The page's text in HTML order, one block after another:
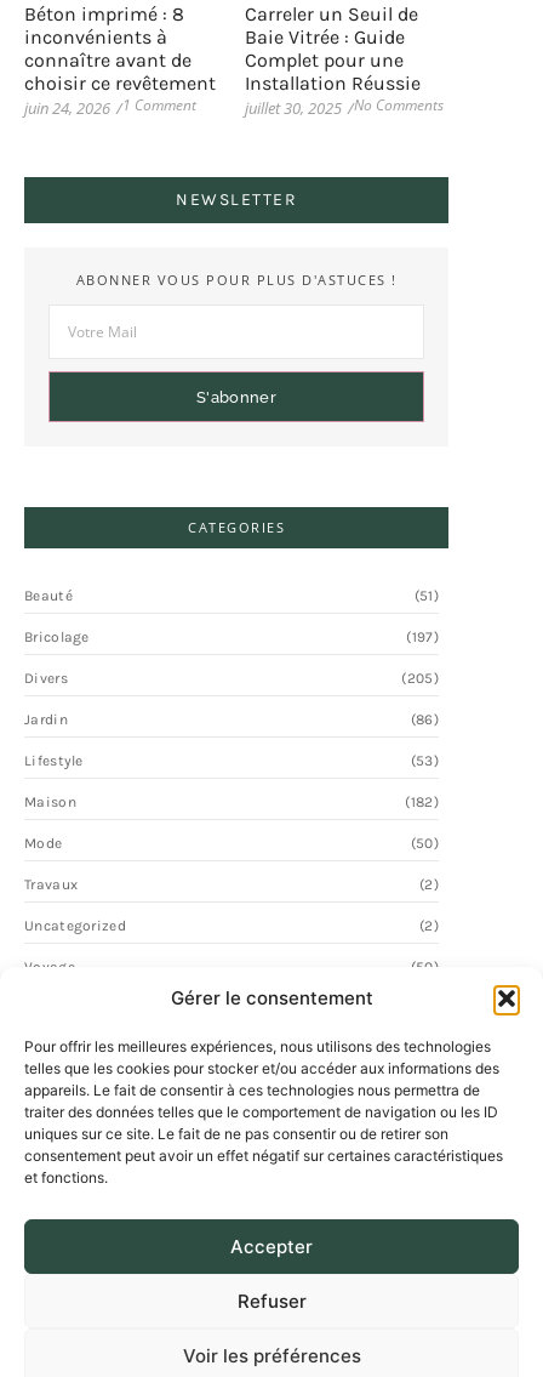
Gérer le consentement
Pour offrir les meilleures expériences, nous utilisons des technologies
telles que les cookies pour stocker et/ou accéder aux informations des
appareils. Le fait de consentir à ces technologies nous permettra de
traiter des données telles que le comportement de navigation ou les ID
uniques sur ce site. Le fait de ne pas consentir ou de retirer son
consentement peut avoir un effet négatif sur certaines caractéristiques
et fonctions.
Accepter
Refuser
Voir les préférences
Béton imprimé : 8
inconvénients à
connaître avant de
choisir ce revêtement
juin 24, 2026 /1 Comment
Carreler un Seuil de
Baie Vitrée : Guide
Complet pour une
Installation Réussie
juillet 30, 2025 /No Comments
NEWSLETTER
ABONNER VOUS POUR PLUS D'ASTUCES !
S'abonner
CATEGORIES
Beauté (51)
Bricolage (197)
Divers (205)
Jardin (86)
Lifestyle (53)
Maison (182)
Mode (50)
Travaux (2)
Uncategorized (2)
Voyage (50)
© 2026 Desordre Urbain